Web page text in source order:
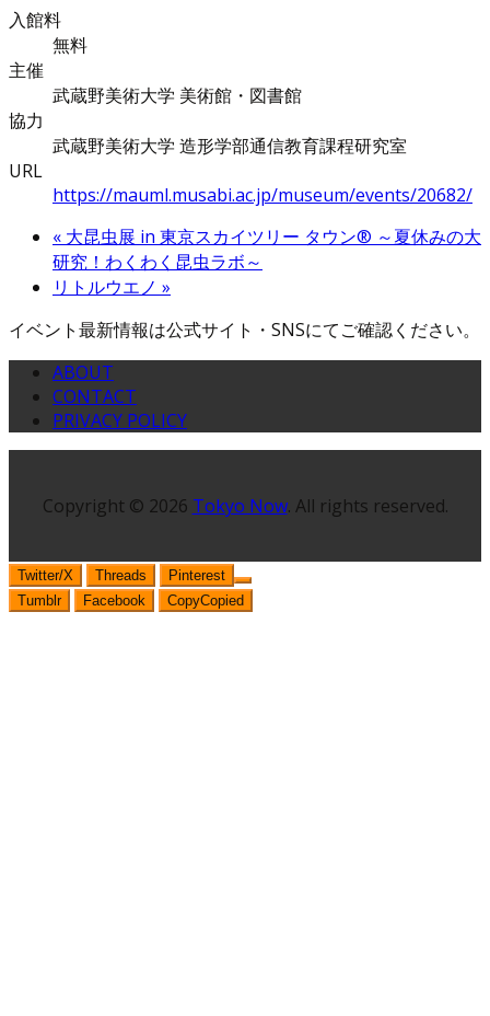
入館料
無料
主催
武蔵野美術大学 美術館・図書館
協力
武蔵野美術大学 造形学部通信教育課程研究室
URL
https://mauml.musabi.ac.jp/museum/events/20682/
« 大昆虫展 in 東京スカイツリー タウン® ～夏休みの大
研究！わくわく昆虫ラボ～
リトルウエノ »
イベント最新情報は公式サイト・SNSにてご確認ください。
ABOUT
CONTACT
PRIVACY POLICY
Copyright © 2026 Tokyo Now. All rights reserved.
Twitter/X Threads
Pinterest
Tumblr
Facebook CopyCopied